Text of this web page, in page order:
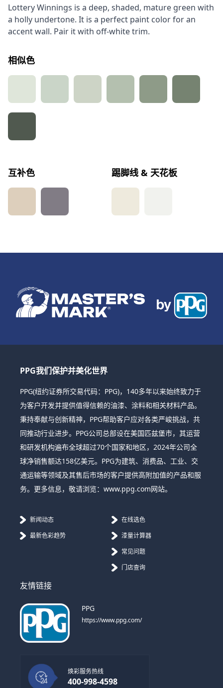
Lottery Winnings is a deep, shaded, mature green with
a holly undertone. It is a perfect paint color for an
accent wall. Pair it with off-white trim.
相似色
互补色 踢脚线 & 天花板
PPG我们保护并美化世界
PPG(纽约证券所交易代码：PPG)，140多年以来始终致力于
为客户开发并提供值得信赖的油漆、涂料和相关材料产品。
秉持奉献与创新精神，PPG帮助客户应对各类严峻挑战，共
同推动行业进步。PPG公司总部设在美国匹兹堡市，其运营
和研发机构遍布全球超过70个国家和地区，2024年公司全
球净销售额达158亿美元。PPG为建筑、消费品、工业、交
通运输等领域及其售后市场的客户提供高附加值的产品和服
务。更多信息，敬请浏览：www.ppg.com网站。
新闻动态
最新色彩趋势
在线选色
漆量计算器
常见问题
门店查询
友情链接
PPG
https://www.ppg.com/
焕彩服务热线
400-998-4598